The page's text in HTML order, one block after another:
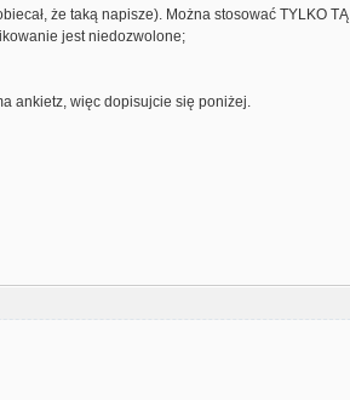
że taką napisze). Można stosować TYLKO TĄ
jest niedozwolone;
ankietz, więc dopisujcie się poniżej.